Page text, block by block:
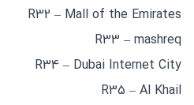
R32 – Mall of the Emirates
R33 – mashreq
R34 – Dubai Internet City
R35 – Al Khail